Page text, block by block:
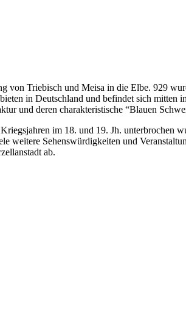
von Triebisch und Meisa in die Elbe. 929
in Deutschland und befindet sich mitten
und deren charakteristische “Blauen
im 18. und 19. Jh. unterbrochen
weitere Sehenswürdigkeiten und
ab.